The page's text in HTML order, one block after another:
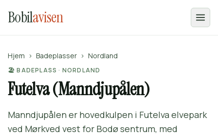
Bobilavisen
Hjem › Badeplasser › Nordland
🏖️ BADEPLASS · NORDLAND
Futelva (Manndjupålen)
Manndjupålen er hovedkulpen i Futelva elvepark
ved Mørkved vest for Bodø sentrum, med